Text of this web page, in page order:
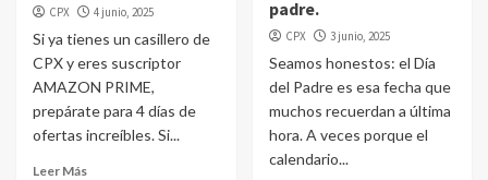
CPX 4 junio, 2025
Si ya tienes un casillero de
CPX y eres suscriptor
AMAZON PRIME,
prepárate para 4 días de
ofertas increíbles. Si...
Leer Más
padre.
CPX 3 junio, 2025
Seamos honestos: el Día
del Padre es esa fecha que
muchos recuerdan a última
hora. A veces porque el
calendario...